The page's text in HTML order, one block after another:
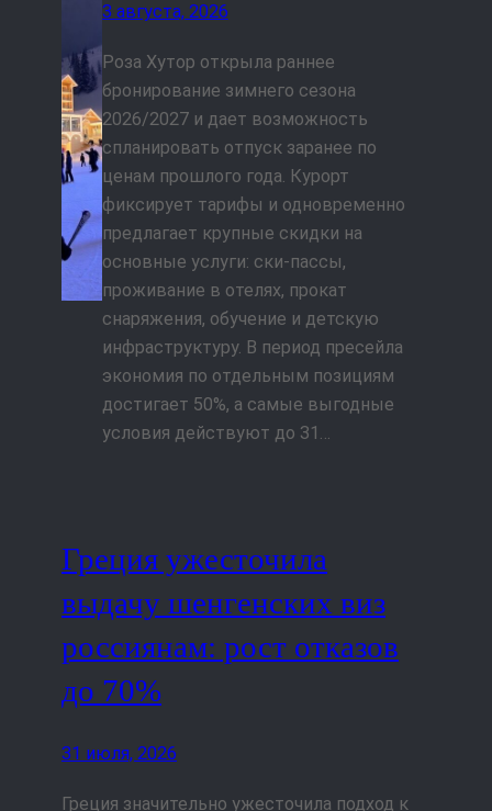
3 августа, 2026
Роза Хутор открыла раннее
бронирование зимнего сезона
2026/2027 и дает возможность
спланировать отпуск заранее по
ценам прошлого года. Курорт
фиксирует тарифы и одновременно
предлагает крупные скидки на
основные услуги: ски-пассы,
проживание в отелях, прокат
снаряжения, обучение и детскую
инфраструктуру. В период пресейла
экономия по отдельным позициям
достигает 50%, а самые выгодные
условия действуют до 31…
Греция ужесточила
выдачу шенгенских виз
россиянам: рост отказов
до 70%
31 июля, 2026
Греция значительно ужесточила подход к